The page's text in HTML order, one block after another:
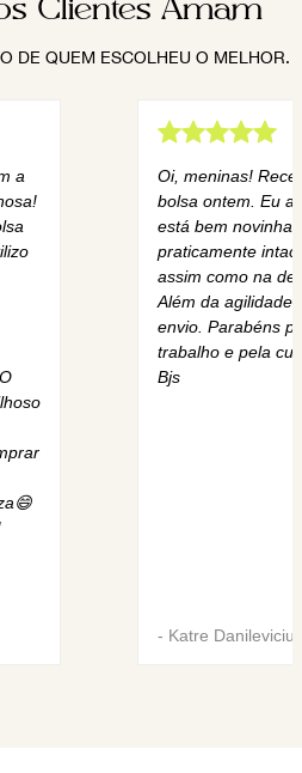
Clientes Amam
DE QUEM ESCOLHEU O MELHOR.
a
Oi, meninas!
bolsa ontem. Eu
está bem novinha,
praticamente
assim como na
Além da agilidade
envio. Parabéns
trabalho e pela
Bjs
- Katre Danilevicius